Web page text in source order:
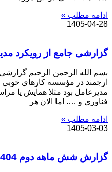
ادامه مطلب »
1405-04-28
گزارشی جامع از رویکرد
بسم الله الرحمن الرحیم
ارجمند در مؤسسه کارهای خوبی
مدیرعامل بود مثلا همایش یا
فناوری و …. اما الان هر
ادامه مطلب »
1405-03-03
گزارش شش ماهه دوم 1404 معاونت پژوهش